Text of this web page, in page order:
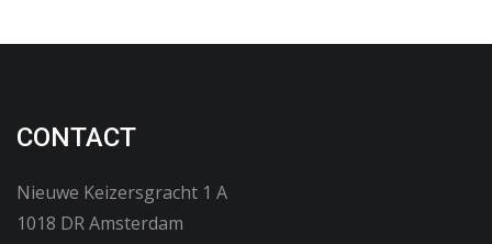
CONTACT
Nieuwe Keizersgracht 1 A
1018 DR Amsterdam